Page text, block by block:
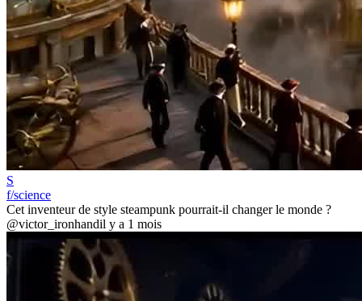
S
f/science
Cet inventeur de style steampunk pourrait-il changer le monde ?
@victor_ironhandil y a 1 mois